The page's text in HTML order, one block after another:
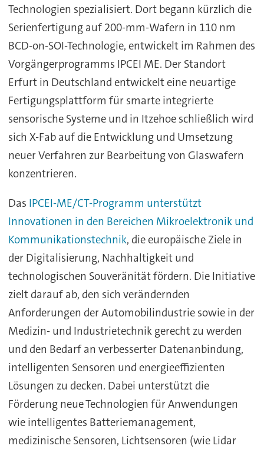
Technologien spezialisiert. Dort begann kürzlich die
Serienfertigung auf 200-mm-Wafern in 110 nm
BCD-on-SOI-Technologie, entwickelt im Rahmen des
Vorgängerprogramms IPCEI ME. Der Standort
Erfurt in Deutschland entwickelt eine neuartige
Fertigungsplattform für smarte integrierte
sensorische Systeme und in Itzehoe schließlich wird
sich X-Fab auf die Entwicklung und Umsetzung
neuer Verfahren zur Bearbeitung von Glaswafern
konzentrieren.
Das IPCEI-ME/CT-Programm unterstützt
Innovationen in den Bereichen Mikroelektronik und
Kommunikationstechnik, die europäische Ziele in
der Digitalisierung, Nachhaltigkeit und
technologischen Souveränität fördern. Die Initiative
zielt darauf ab, den sich verändernden
Anforderungen der Automobilindustrie sowie in der
Medizin- und Industrietechnik gerecht zu werden
und den Bedarf an verbesserter Datenanbindung,
intelligenten Sensoren und energieeffizienten
Lösungen zu decken. Dabei unterstützt die
Förderung neue Technologien für Anwendungen
wie intelligentes Batteriemanagement,
medizinische Sensoren, Lichtsensoren (wie Lidar